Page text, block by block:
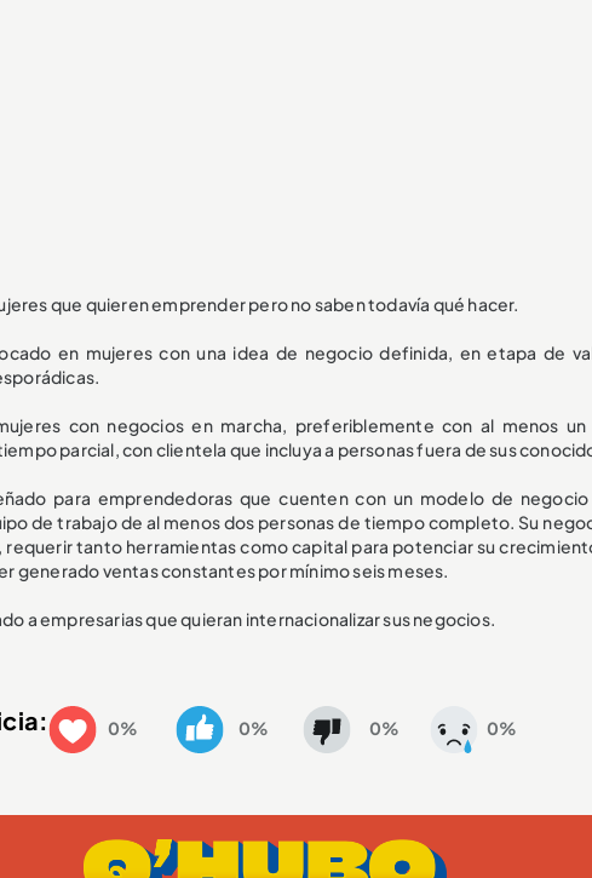
que quieren emprender pero no saben todavía qué hacer.
en mujeres con una idea de negocio definida, en etapa de
con negocios en marcha, preferiblemente con al menos
parcial, con clientela que incluya a personas fuera de sus
para emprendedoras que cuenten con un modelo de
de trabajo de al menos dos personas de tiempo completo. Su
requerir tanto herramientas como capital para potenciar su
generado ventas constantes por mínimo seis meses.
a empresarias que quieran internacionalizar sus negocios.
0% 0% 0% 0%